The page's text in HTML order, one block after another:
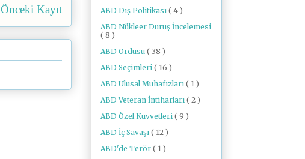
Önceki Kayıt
ABD Dış Politikası ( 4 )
ABD Nükleer Duruş İncelemesi
( 8 )
ABD Ordusu ( 38 )
ABD Seçimleri ( 16 )
ABD Ulusal Muhafızları ( 1 )
ABD Veteran İntiharları ( 2 )
ABD Özel Kuvvetleri ( 9 )
ABD İç Savaşı ( 12 )
ABD'de Terör ( 1 )